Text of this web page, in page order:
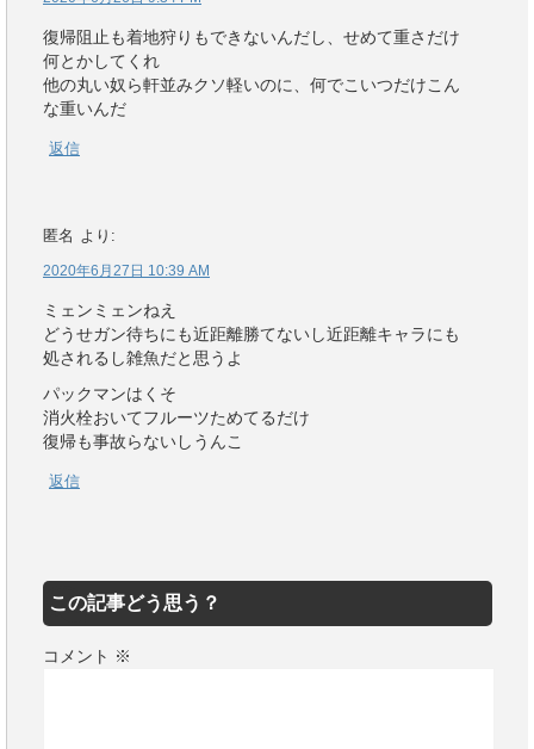
復帰阻止も着地狩りもできないんだし、せめて重さだけ
何とかしてくれ
他の丸い奴ら軒並みクソ軽いのに、何でこいつだけこん
な重いんだ
返信
匿名 より:
2020年6月27日 10:39 AM
ミェンミェンねえ
どうせガン待ちにも近距離勝てないし近距離キャラにも
処されるし雑魚だと思うよ
パックマンはくそ
消火栓おいてフルーツためてるだけ
復帰も事故らないしうんこ
返信
この記事どう思う？
コメント ※